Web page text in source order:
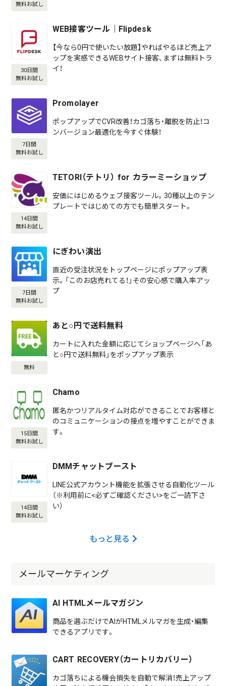
無料お試し
30日間
無料お試し
WEB接客ツール｜Flipdesk
【今なら0円で使いたい放題】やればやるほど売上ア
ップを実感できるWEBサイト接客、まずは無料トラ
イ！
7日間
無料お試し
Promolayer
ポップアップでCVR改善！カゴ落ち・離脱を防止！コ
ンバージョン最適化を今すぐ体験！
14日間
無料お試し
TETORI（テトリ） for カラーミーショップ
安価にはじめるウェブ接客ツール。30種以上のテン
プレートではじめての方でも簡単スタート。
7日間
無料お試し
にぎわい演出
直近の受注状況をトップページにポップアップ表
示。「このお店売れてる！」その安心感で購入率アッ
プ
無料
あと○円で送料無料
カートに入れた金額に応じてショップページへ「あ
と○円で送料無料」をポップアップ表示
15日間
無料お試し
Chamo
匿名かつリアルタイム対応ができることでお客様と
のコミュニケーションの接点を増やすことができま
す。
14日間
無料お試し
DMMチャットブースト
LINE公式アカウント機能を拡張させる自動化ツール
（※利用前に<必ずご確認ください>をご一読下さ
い）
もっと見る
メールマーケティング
AI HTMLメールマガジン
商品を選ぶだけでAIがHTMLメルマガを生成・編集
できるアプリです。
CART RECOVERY（カートリカバリー）
カゴ落ちによる機会損失を自動で解消！売上アップ